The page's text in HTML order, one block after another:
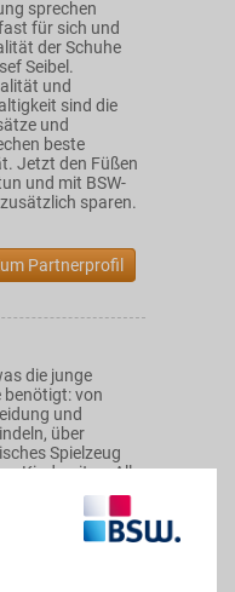
sprechen
für sich und
der Schuhe
Seibel.
und
sind die
und
beste
Jetzt den Füßen
und mit BSW-
sparen.
Partnerprofil
die junge
benötigt: von
und
über
Spielzeug
Kindersitze. Alle
sind liebevoll
nachhaltig
natürlichen